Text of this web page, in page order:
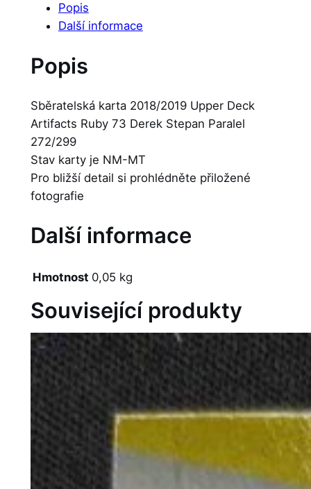
Popis
Další informace
Popis
Sběratelská karta 2018/2019 Upper Deck
Artifacts Ruby 73 Derek Stepan Paralel
272/299
Stav karty je NM-MT
Pro bližší detail si prohlédněte přiložené
fotografie
Další informace
Hmotnost 0,05 kg
Související produkty